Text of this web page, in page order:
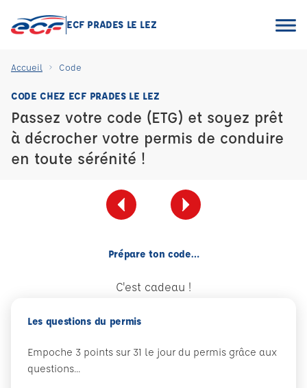
ECF PRADES LE LEZ
Accueil Code
CODE CHEZ ECF PRADES LE LEZ
Passez votre code (ETG) et soyez prêt
à décrocher votre permis de conduire
en toute sérénité !
Prépare ton code…
C'est cadeau !
Les questions du permis
Empoche 3 points sur 31 le jour du permis grâce aux
questions...